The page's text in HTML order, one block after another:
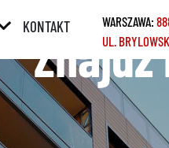
/
/
KONTAKT WARSZAWA:
UL.